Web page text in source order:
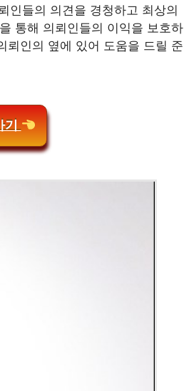
인들의 의견을 경청하고 최상의
통해 의뢰인들의 이익을 보호하
뢰인의 옆에 있어 도움을 드릴 준
기